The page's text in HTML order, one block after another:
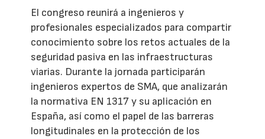
El congreso reunirá a ingenieros y
profesionales especializados para compartir
conocimiento sobre los retos actuales de la
seguridad pasiva en las infraestructuras
viarias. Durante la jornada participarán
ingenieros expertos de SMA, que analizarán
la normativa EN 1317 y su aplicación en
España, así como el papel de las barreras
longitudinales en la protección de los